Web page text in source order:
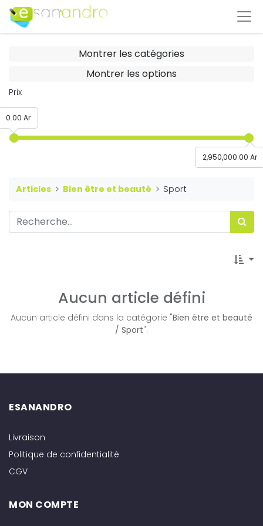
Montrer les catégories
Montrer les options
Prix
2,950,000.00 Ar
0.00 Ar
Articles Bien être et beauté Sport
Aucun article défini
Aucun article défini dans la catégorie "Bien être et beauté
/ Sport".
ESANANDRO
Livraison
Politique de confidentialité
CGV
MON COMPTE